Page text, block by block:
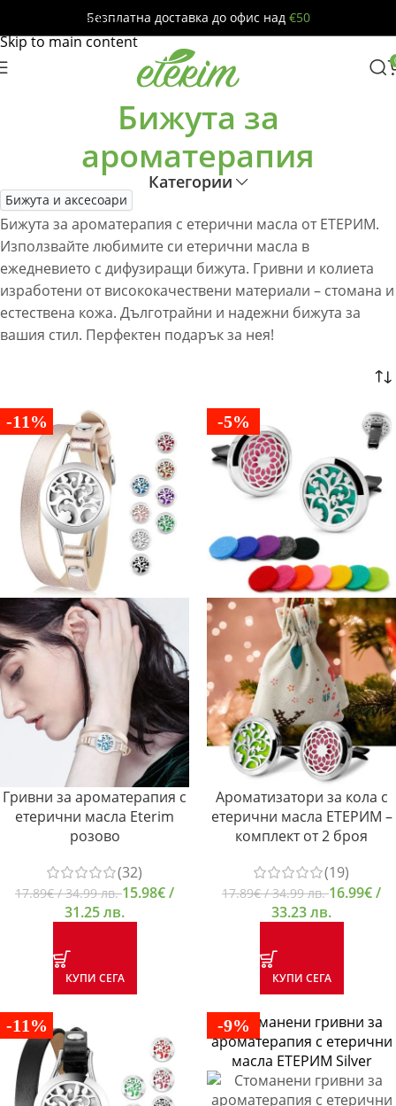
Skip to navigation
Skip to main content
Виж Сега!
Безплатна доставка до офис над €50
Бижута за
ароматерапия
Категории
Бижута и аксесоари
Бижута за ароматерапия с етерични масла от ЕТЕРИМ.
Използвайте любимите си етерични масла в
ежедневието с дифузиращи бижута. Гривни и колиета
изработени от висококачествени материали – стомана и
естествена кожа. Дълготрайни и надежни бижута за
вашия стил. Перфектен подарък за нея!
-11%
Гривни за ароматерапия с
етерични масла Eterim
розово
(32)
17.89€/ 34.99 лв.15.98€/
31.25 лв.
КУПИ СЕГА
-5%
Ароматизатори за кола с
етерични масла ЕТЕРИМ –
комплект от 2 броя
(19)
17.89€/ 34.99 лв.16.99€/
33.23 лв.
КУПИ СЕГА
-11% -9%